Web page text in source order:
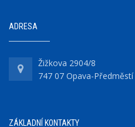
ADRESA
Žižkova 2904/8
747 07 Opava-Předměstí
ZÁKLADNÍ KONTAKTY